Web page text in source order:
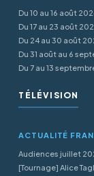
Du 10 au 16 août
Du 17 au 23 août
Du 24 au 30 août
Du 31 août au 6
Du 7 au 13
TÉLÉVISION
ACTUALITÉ
Audiences juillet
[Tournage] Alice